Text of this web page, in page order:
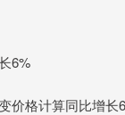
6%
格计算同比增长